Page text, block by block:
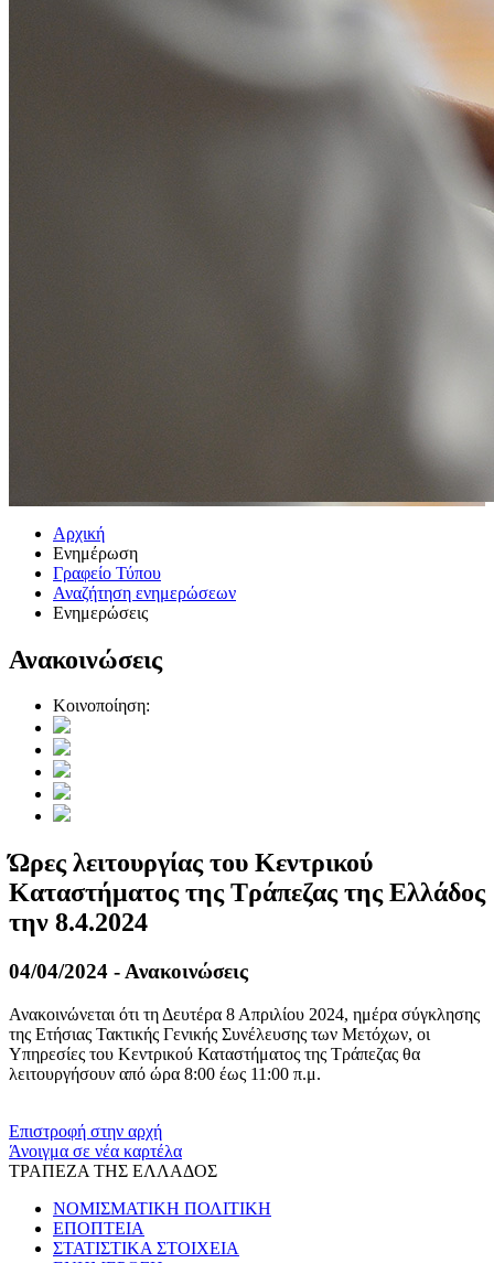
Αρχική
Ενημέρωση
Γραφείο Τύπου
Αναζήτηση ενημερώσεων
Ενημερώσεις
Ανακοινώσεις
Κοινοποίηση:
Ώρες λειτουργίας του Κεντρικού
Καταστήματος της Τράπεζας της Ελλάδος
την 8.4.2024
04/04/2024 - Ανακοινώσεις
Ανακοινώνεται ότι τη Δευτέρα 8 Απριλίου 2024, ημέρα σύγκλησης
της Ετήσιας Τακτικής Γενικής Συνέλευσης των Μετόχων, οι
Υπηρεσίες του Κεντρικού Καταστήματος της Τράπεζας θα
λειτουργήσουν από ώρα 8:00 έως 11:00 π.μ.
Επιστροφή στην αρχή
Άνοιγμα σε νέα καρτέλα
ΤΡΑΠΕΖΑ ΤΗΣ ΕΛΛΑΔΟΣ
ΝΟΜΙΣΜΑΤΙΚΗ ΠΟΛΙΤΙΚΗ
ΕΠΟΠΤΕΙΑ
ΣΤΑΤΙΣΤΙΚΑ ΣΤΟΙΧΕΙΑ